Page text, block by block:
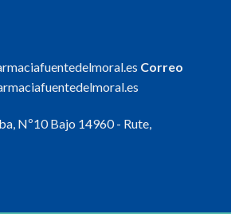
Correo
Nº10 Bajo 14960 - Rute,